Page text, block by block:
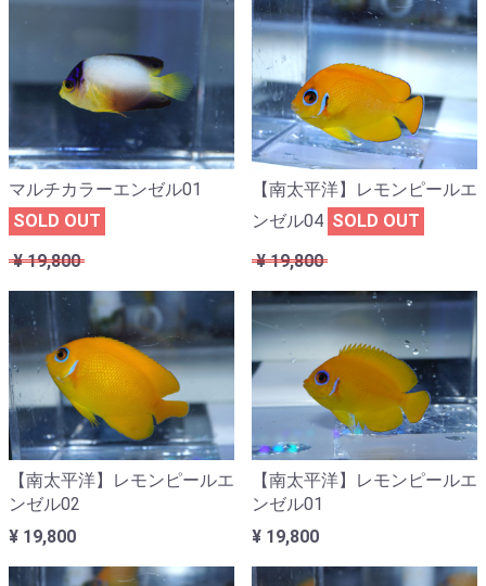
マルチカラーエンゼル01
SOLD OUT
¥ 19,800
【南太平洋】レモンピールエ
ンゼル04 SOLD OUT
¥ 19,800
【南太平洋】レモンピールエ
ンゼル02
¥ 19,800
【南太平洋】レモンピールエ
ンゼル01
¥ 19,800